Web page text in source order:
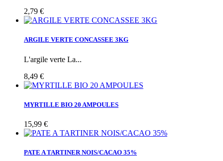
2,79 €
ARGILE VERTE CONCASSEE 3KG
L'argile verte La...
8,49 €
MYRTILLE BIO 20 AMPOULES
15,99 €
PATE A TARTINER NOIS/CACAO 35%